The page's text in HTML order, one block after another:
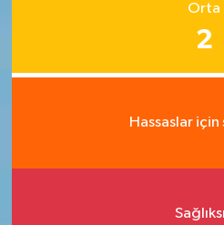
Orta
2
Hassaslar için